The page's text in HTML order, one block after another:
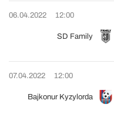
06.04.2022 12:00
SD Family
07.04.2022 12:00
Bajkonur Kyzylorda